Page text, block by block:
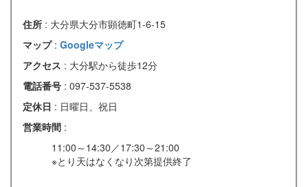
住所 : 大分県大分市顕徳町1-6-15
マップ : Googleマップ
アクセス : 大分駅から徒歩12分
電話番号 : 097-537-5538
定休日 : 日曜日、祝日
営業時間 :
11:00～14:30／17:30～21:00
※とり天はなくなり次第提供終了